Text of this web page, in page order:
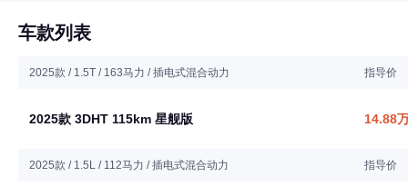
车款列表
2025款 / 1.5T / 163马力 / 插电式混合动力 指导价
2025款 3DHT 115km 星舰版 14.88
2025款 / 1.5L / 112马力 / 插电式混合动力 指导价